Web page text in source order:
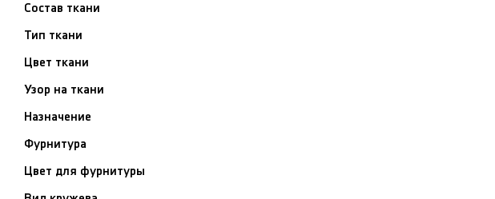
Состав ткани
Тип ткани
Цвет ткани
Узор на ткани
Назначение
Фурнитура
Цвет для фурнитуры